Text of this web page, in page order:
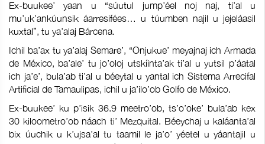
Ex-buukee’ yaan u “súutul jump’éel noj naj, ti’al u
mu’uk’ankúunsik áarresifées… u túumben najil u jejeláasil
kuxtal”, tu ya’alaj Bárcena.
Ichil ba’ax tu ya’alaj Semare’, “Onjukue’ meyajnaj ich Armada
de México, ba’ale’ tu jo’oloj utskíinta’ak ti’al u yutsil p’áatal
ich ja’e’, bula’ab ti’al u béeytal u yantal ich Sistema Arrecifal
Artificial de Tamaulipas, ichil u ja’ilo’ob Golfo de México.
Ex-buukee’ ku p’isik 36.9 meetro’ob, ts’o’oke’ bula’ab kex
30 kiloometro’ob náach ti’ Mezquital. Béeychaj u kaláanta’al
bix úuchik u k’ujsa’al tu taamil le ja’o’ yéetel u yáantajil u